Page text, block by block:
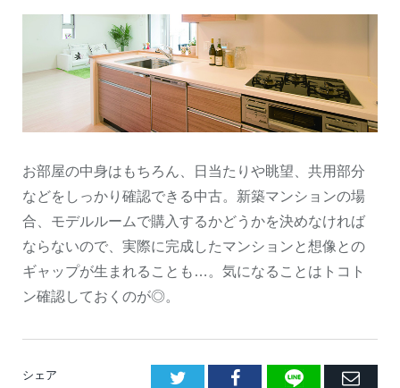
お部屋の中身はもちろん、日当たりや眺望、共用部分
などをしっかり確認できる中古。新築マンションの場
合、モデルルームで購入するかどうかを決めなければ
ならないので、実際に完成したマンションと想像との
ギャップが生まれることも…。気になることはトコト
ン確認しておくのが◎。
シェア Facebook
LINE
E